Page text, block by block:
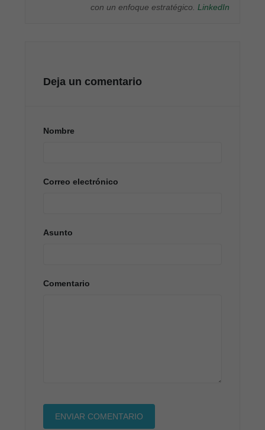
con un enfoque estratégico. LinkedIn
Deja un comentario
Nombre
Correo electrónico
Asunto
Comentario